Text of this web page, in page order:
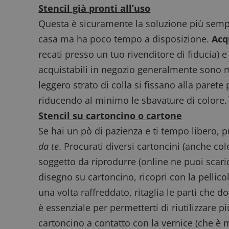
Stencil già pronti all’uso
Questa è sicuramente la soluzione più
casa ma ha poco tempo a disposizione.
recati presso un tuo rivenditore di fiducia)
acquistabili in negozio generalmente sono
leggero strato di colla si fissano alla
riducendo al minimo le sbavature di colore.
Stencil su cartoncino o cartone
Se hai un pò di pazienza e ti tempo libero,
da te. Procurati diversi cartoncini (anche
soggetto da riprodurre (online ne puoi
disegno su cartoncino, ricopri con la
una volta raffreddato, ritaglia le parti che
è essenziale per permetterti di riutilizzare
cartoncino a contatto con la vernice (che è
_pk_ses.1.938b
Nome